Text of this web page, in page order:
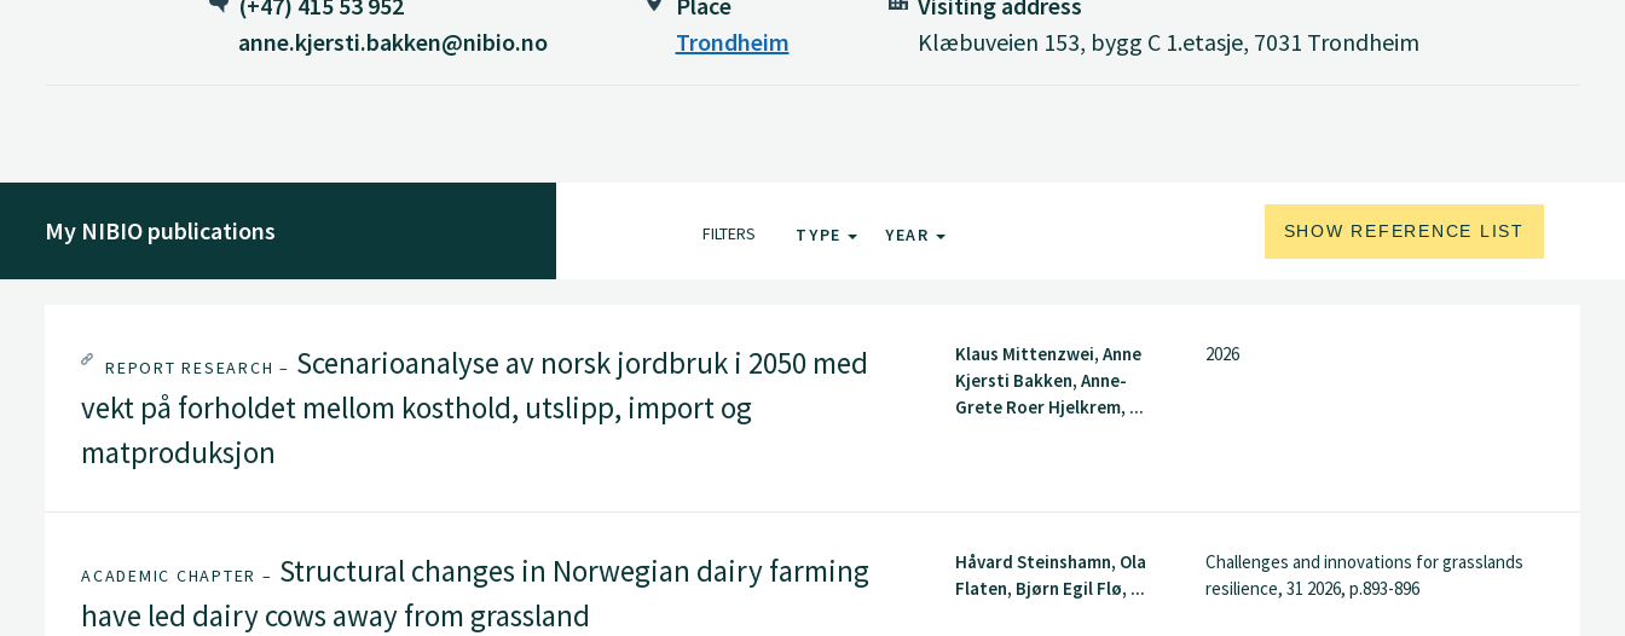
anne.kjersti.bakken@nibio.no
Trondheim
Klæbuveien 153, bygg C 1.etasje, 7031 Trondheim
My NIBIO publications FILTERS TYPE YEAR SHOW REFERENCE LIST
REPORT RESEARCH – Scenarioanalyse av norsk jordbruk i 2050 med
vekt på forholdet mellom kosthold, utslipp, import og
matproduksjon
Klaus Mittenzwei, Anne
Kjersti Bakken, Anne-
Grete Roer Hjelkrem, ...
2026
ACADEMIC CHAPTER – Structural changes in Norwegian dairy farming
have led dairy cows away from grassland
Håvard Steinshamn, Ola
Flaten, Bjørn Egil Flø, ...
Challenges and innovations for grasslands
resilience, 31 2026, p.893-896